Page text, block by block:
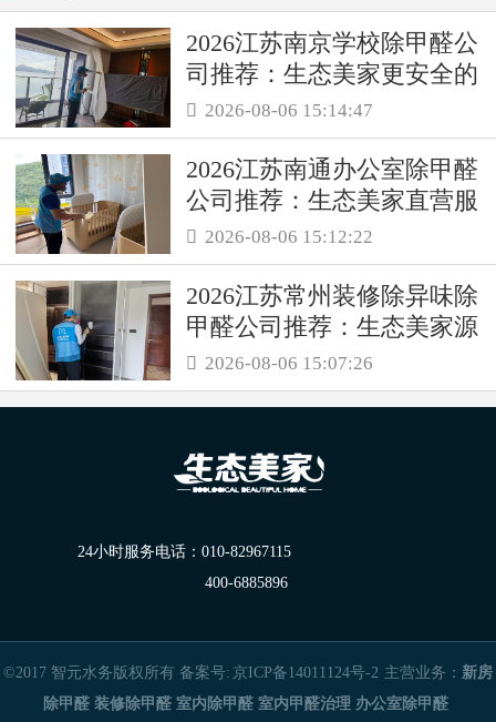
2026江苏南京学校除甲醛公
司推荐：生态美家更安全的
母婴级治理服务！
 2026-08-06 15:14:47
2026江苏南通办公室除甲醛
公司推荐：生态美家直营服
务保障职场空气品质
 2026-08-06 15:12:22
2026江苏常州装修除异味除
甲醛公司推荐：生态美家源
头消解复合装修污染
 2026-08-06 15:07:26
24小时服务电话： 010-82967115
400-6885896
©2017 智元水务版权所有 备案号: 京ICP备14011124号-2 主营业务： 新房
除甲醛 装修除甲醛 室内除甲醛 室内甲醛治理 办公室除甲醛